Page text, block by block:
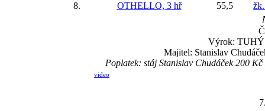
8.
OTHELLO, 3 hř 55,5
Výrok: TUHÝ
Majitel: Stanislav
Poplatek: stáj Stanislav Chudáček 200
video